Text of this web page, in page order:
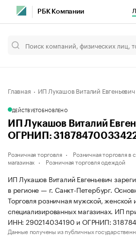
РБК Компании
Главная ИП Лукашов Виталий Евгеньевич
ДЕЙСТВУЕТОБНОВЛЕНО
ИП Лукашов Виталий
ОГРНИП:
Розничная торговля
Розничная торговля в
магазинах
Розничная торговля одеждой
ИП Лукашов Виталий Евгеньевич
в регионе — г. Санкт-Петербург.
Торговля розничная мужской, женской
специализированных магазинах. ИП
ИНН: 290214034190 и ОГРНИП:
Данные получены из публичных